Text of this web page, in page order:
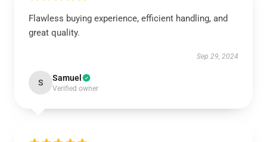
Flawless buying experience, efficient handling, and
great quality.
Sep 29, 2024
S Samuel
Verified owner